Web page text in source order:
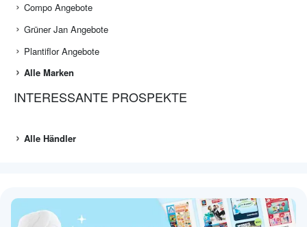
Compo Angebote
Grüner Jan Angebote
Plantiflor Angebote
Alle Marken
INTERESSANTE PROSPEKTE
Alle Händler